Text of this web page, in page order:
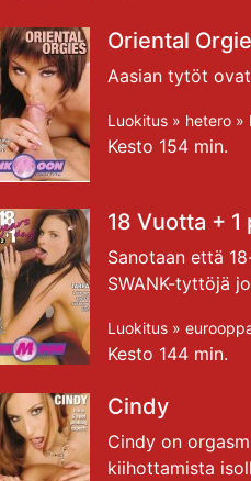
Oriental
Aasian tytöt
Luokitus » hetero »
Kesto 154 min.
18 Vuotta + 1
Sanotaan että
SWANK-tyttöjä
Luokitus »
Kesto 144 min.
Cindy
Cindy on
kiihottamista